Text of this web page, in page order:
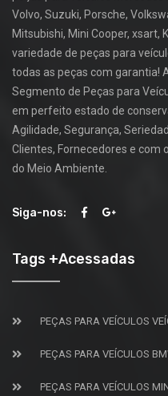
Volvo, Suzuki, Porsche,
Mitsubishi, Mini Cooper, xsart,
variedade de peças para
todas as peças com garantia!
Segmento de Peças para
em perfeito estado de
Agilidade, Segurança,
Clientes, Fornecedores e com
do Meio Ambiente.
Siga-nos:
Tags +Acessadas
PEÇAS PARA VEÍCULOS
PEÇAS PARA VEÍCULOS
PEÇAS PARA VEÍCULOS